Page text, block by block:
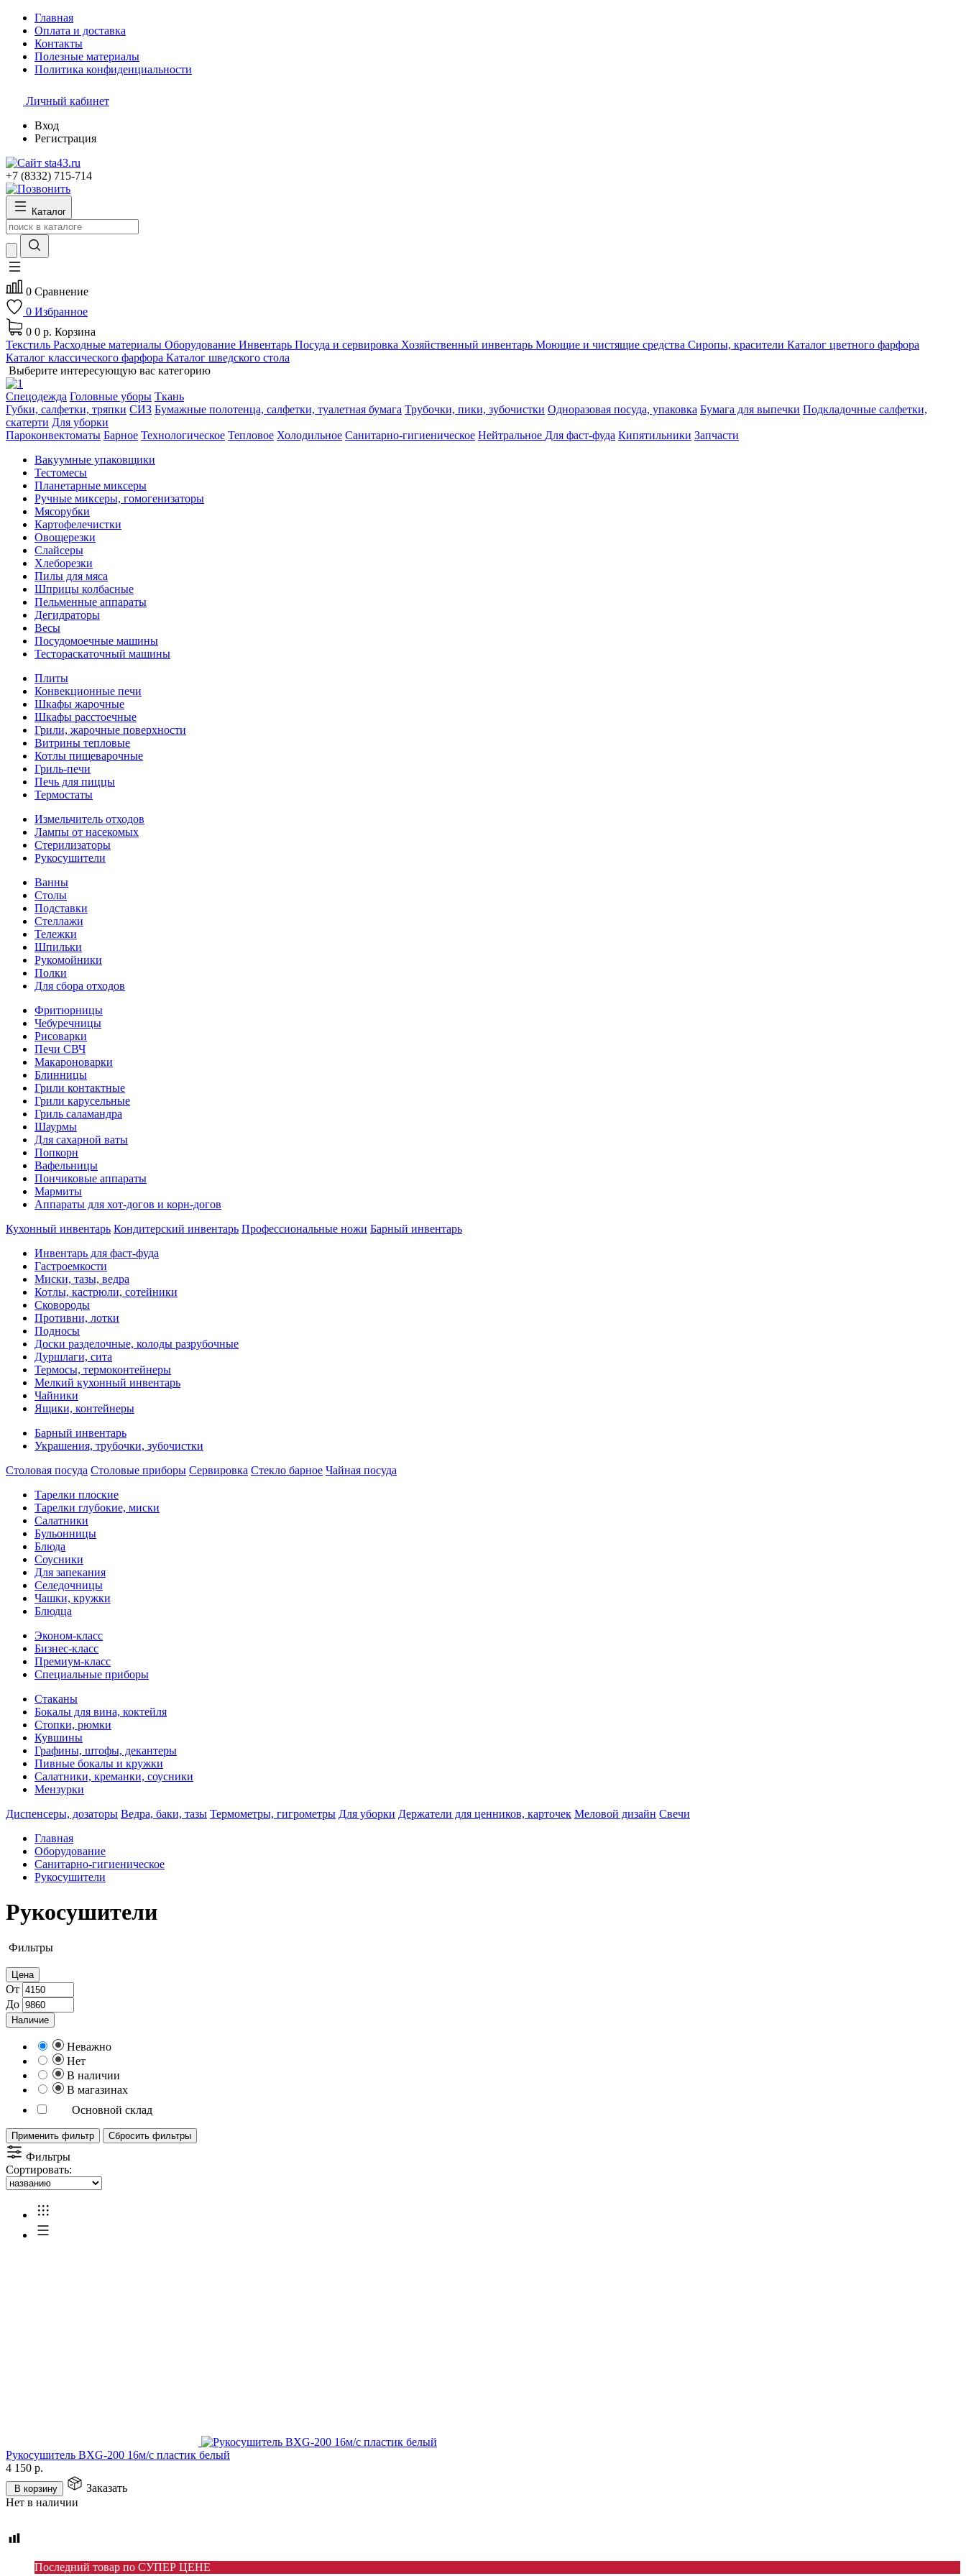
Главная
Оплата и доставка
Контакты
Полезные материалы
Политика конфиденциальности
Личный кабинет
Вход
Регистрация
+7 (8332) 715-714
Каталог
0 Сравнение
0 Избранное
0 0 р. Корзина
Текстиль Расходные материалы Оборудование Инвентарь Посуда и сервировка Хозяйственный инвентарь Моющие и чистящие средства Сиропы, красители Каталог цветного фарфора
Каталог классического фарфора Каталог шведского стола
Выберите интересующую вас категорию
Спецодежда Головные уборы Ткань
Губки, салфетки, тряпки СИЗ Бумажные полотенца, салфетки, туалетная бумага Трубочки, пики, зубочистки Одноразовая посуда, упаковка Бумага для выпечки Подкладочные салфетки,
скатерти Для уборки
Пароконвектоматы Барное Технологическое Тепловое Холодильное Санитарно-гигиеническое Нейтральное Для фаст-фуда Кипятильники Запчасти
Вакуумные упаковщики
Тестомесы
Планетарные миксеры
Ручные миксеры, гомогенизаторы
Мясорубки
Картофелечистки
Овощерезки
Слайсеры
Хлеборезки
Пилы для мяса
Шприцы колбасные
Пельменные аппараты
Дегидраторы
Весы
Посудомоечные машины
Тестораскаточный машины
Плиты
Конвекционные печи
Шкафы жарочные
Шкафы расстоечные
Грили, жарочные поверхности
Витрины тепловые
Котлы пищеварочные
Гриль-печи
Печь для пиццы
Термостаты
Измельчитель отходов
Лампы от насекомых
Стерилизаторы
Рукосушители
Ванны
Столы
Подставки
Стеллажи
Тележки
Шпильки
Рукомойники
Полки
Для сбора отходов
Фритюрницы
Чебуречницы
Рисоварки
Печи СВЧ
Макароноварки
Блинницы
Грили контактные
Грили карусельные
Гриль саламандра
Шаурмы
Для сахарной ваты
Попкорн
Вафельницы
Пончиковые аппараты
Мармиты
Аппараты для хот-догов и корн-догов
Кухонный инвентарь Кондитерский инвентарь Профессиональные ножи Барный инвентарь
Инвентарь для фаст-фуда
Гастроемкости
Миски, тазы, ведра
Котлы, кастрюли, сотейники
Сковороды
Противни, лотки
Подносы
Доски разделочные, колоды разрубочные
Дуршлаги, сита
Термосы, термоконтейнеры
Мелкий кухонный инвентарь
Чайники
Ящики, контейнеры
Барный инвентарь
Украшения, трубочки, зубочистки
Столовая посуда Столовые приборы Сервировка Стекло барное Чайная посуда
Тарелки плоские
Тарелки глубокие, миски
Салатники
Бульонницы
Блюда
Соусники
Для запекания
Селедочницы
Чашки, кружки
Блюдца
Эконом-класс
Бизнес-класс
Премиум-класс
Специальные приборы
Стаканы
Бокалы для вина, коктейля
Стопки, рюмки
Кувшины
Графины, штофы, декантеры
Пивные бокалы и кружки
Салатники, креманки, соусники
Мензурки
Диспенсеры, дозаторы Ведра, баки, тазы Термометры, гигрометры Для уборки Держатели для ценников, карточек Меловой дизайн Свечи
Главная
Оборудование
Санитарно-гигиеническое
Рукосушители
Рукосушители
Фильтры
Цена
От
До
Наличие
Неважно
Нет
В наличии
В магазинах
Основной склад
Применить фильтр Сбросить фильтры
Фильтры
Сортировать:
Рукосушитель BXG-200 16м/с пластик белый
4 150 р.
В корзину
Заказать
Нет в наличии
Последний товар по СУПЕР ЦЕНЕ